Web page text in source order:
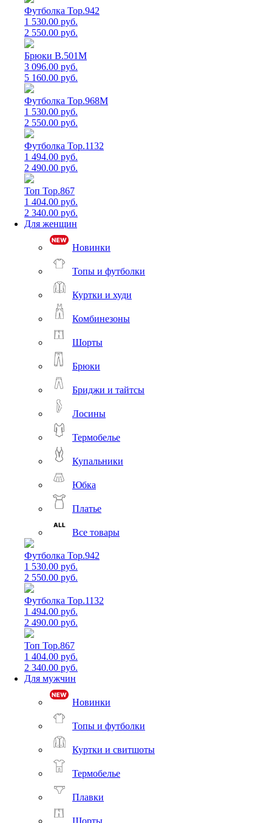
Футболка Top.942
1 530.00 руб.
2 550.00 руб.
Брюки B.501M
3 096.00 руб.
5 160.00 руб.
Футболка Top.968M
1 530.00 руб.
2 550.00 руб.
Футболка Top.1132
1 494.00 руб.
2 490.00 руб.
Топ Top.867
1 404.00 руб.
2 340.00 руб.
Для женщин
Новинки
Топы и футболки
Куртки и худи
Комбинезоны
Шорты
Брюки
Бриджи и тайтсы
Лосины
Термобелье
Купальники
Юбка
Платье
Все товары
Футболка Top.942
1 530.00 руб.
2 550.00 руб.
Футболка Top.1132
1 494.00 руб.
2 490.00 руб.
Топ Top.867
1 404.00 руб.
2 340.00 руб.
Для мужчин
Новинки
Топы и футболки
Куртки и свитшоты
Термобелье
Плавки